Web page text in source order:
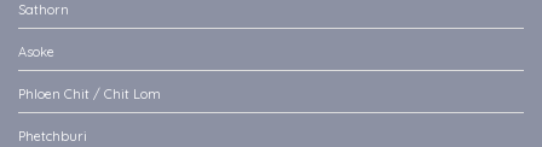
Sathorn
Asoke
Phloen Chit / Chit Lom
Phetchburi